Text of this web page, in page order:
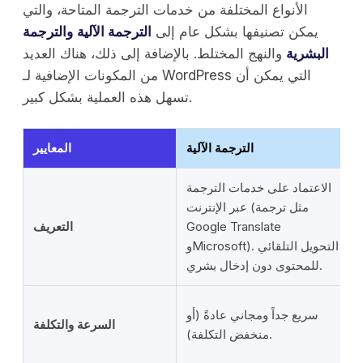
الأنواع المختلفة من خدمات الترجمة المتاحة، والتي
يمكن تصنيفها بشكل عام إلى الترجمة الآلية والترجمة
البشرية والنهج المختلط. بالإضافة إلى ذلك، هناك العديد
من المكونات الإضافية لـ WordPress التي يمكن أن
تسهل هذه العملية بشكل كبير.
المعايير الترجمة الآلية
التعريف
الاعتماد على خدمات الترجمة
عبر الإنترنت (مثل ترجمة
Google Translate
وMicrosoft). التحويل التلقائي
للمحتوى دون إدخال بشري.
السرعة والتكلفة
سريع جداً ومجاني عادةً (أو
منخفض التكلفة).